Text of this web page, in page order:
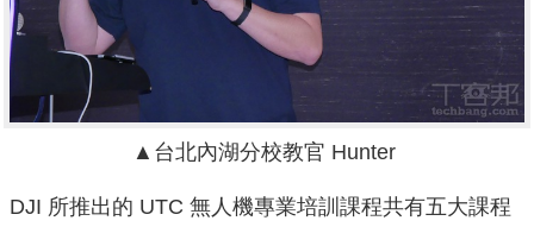
▲台北內湖分校教官 Hunter
DJI 所推出的 UTC 無人機專業培訓課程共有五大課程